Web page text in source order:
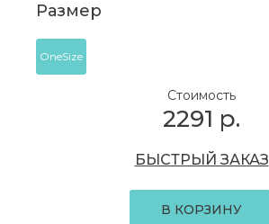
Размер
OneSize
Стоимость
2291 р.
БЫСТРЫЙ ЗАКАЗ
В КОРЗИНУ